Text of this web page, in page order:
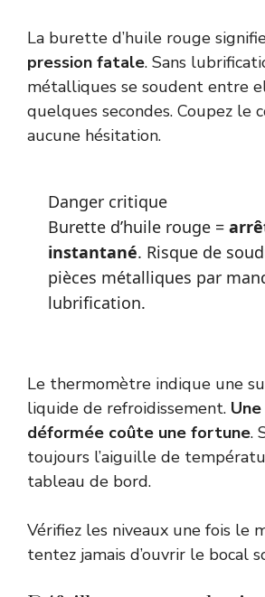
La burette d’huile rouge
pression fatale. Sans
métalliques se soudent entre
quelques secondes. Coupez le
aucune hésitation.
Danger critique
Burette d’huile rouge =
instantané. Risque de
pièces métalliques par
lubrification.
Le thermomètre indique une
liquide de refroidissement.
déformée coûte une fortune.
toujours l’aiguille de
tableau de bord.
Vérifiez les niveaux une fois le
tentez jamais d’ouvrir le bocal